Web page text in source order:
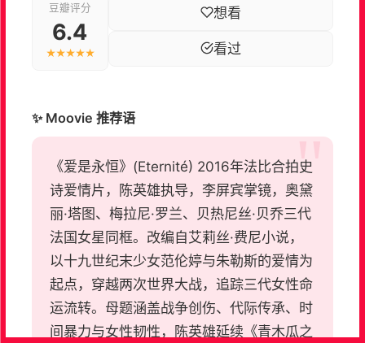
豆瓣评分
6.4
★★★★★
想看
看过
✨ Moovie 推荐语
《爱是永恒》(Eternité) 2016年法比合拍史
诗爱情片，陈英雄执导，李屏宾掌镜，奥黛
丽·塔图、梅拉尼·罗兰、贝热尼丝·贝乔三代
法国女星同框。改编自艾莉丝·费尼小说，
以十九世纪末少女范伦婷与朱勒斯的爱情为
起点，穿越两次世界大战，追踪三代女性命
运流转。母题涵盖战争创伤、代际传承、时
间暴力与女性韧性，陈英雄延续《青木瓜之